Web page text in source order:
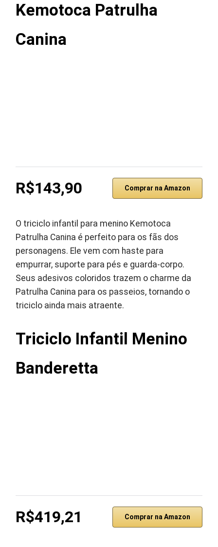
Kemotoca Patrulha
Canina
R$143,90 Comprar na Amazon
O triciclo infantil para menino Kemotoca
Patrulha Canina é perfeito para os fãs dos
personagens. Ele vem com haste para
empurrar, suporte para pés e guarda-corpo.
Seus adesivos coloridos trazem o charme da
Patrulha Canina para os passeios, tornando o
triciclo ainda mais atraente.
Triciclo Infantil Menino
Banderetta
R$419,21 Comprar na Amazon